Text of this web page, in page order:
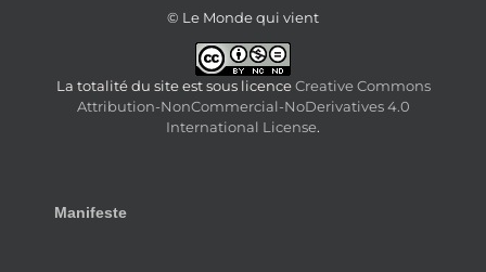
© Le Monde qui vient
La totalité du site est sous licenceCreative Commons
Attribution-NonCommercial-NoDerivatives 4.0
International License.
Manifeste